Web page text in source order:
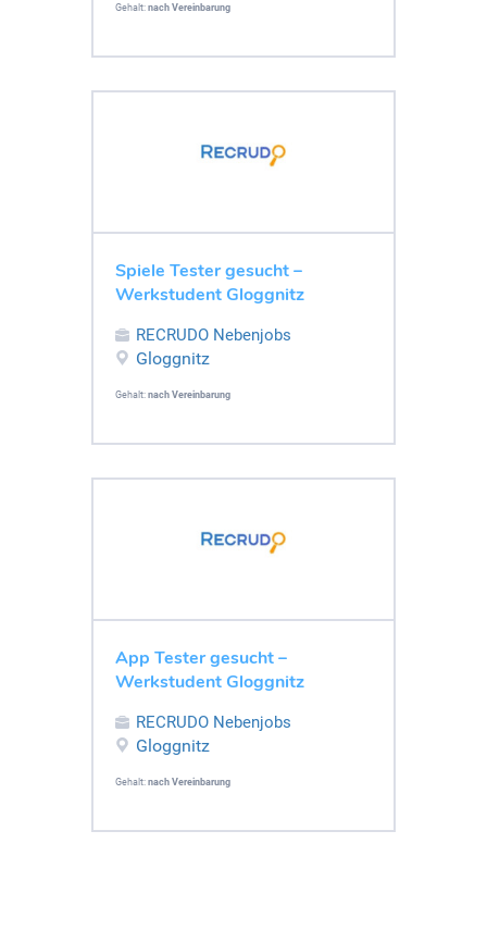
Gehalt: nach Vereinbarung
Spiele Tester gesucht –
Werkstudent Gloggnitz
RECRUDO Nebenjobs
Gloggnitz
Gehalt: nach Vereinbarung
App Tester gesucht –
Werkstudent Gloggnitz
RECRUDO Nebenjobs
Gloggnitz
Gehalt: nach Vereinbarung